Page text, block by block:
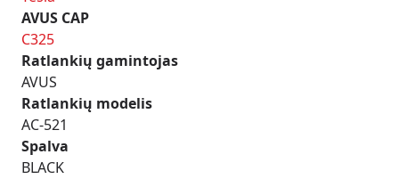
AVUS CAP
C325
Ratlankių gamintojas
AVUS
Ratlankių modelis
AC-521
Spalva
BLACK